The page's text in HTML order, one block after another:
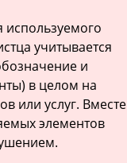
учитывается
и
в целом на
или услуг. Вместе
элементов